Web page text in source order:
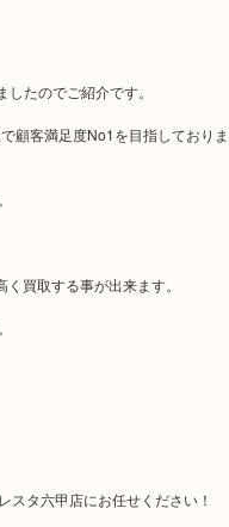
たのでご紹介です。
顧客満足度No1を目指してお
買取する事が出来ます。
スタ六甲店にお任せください！